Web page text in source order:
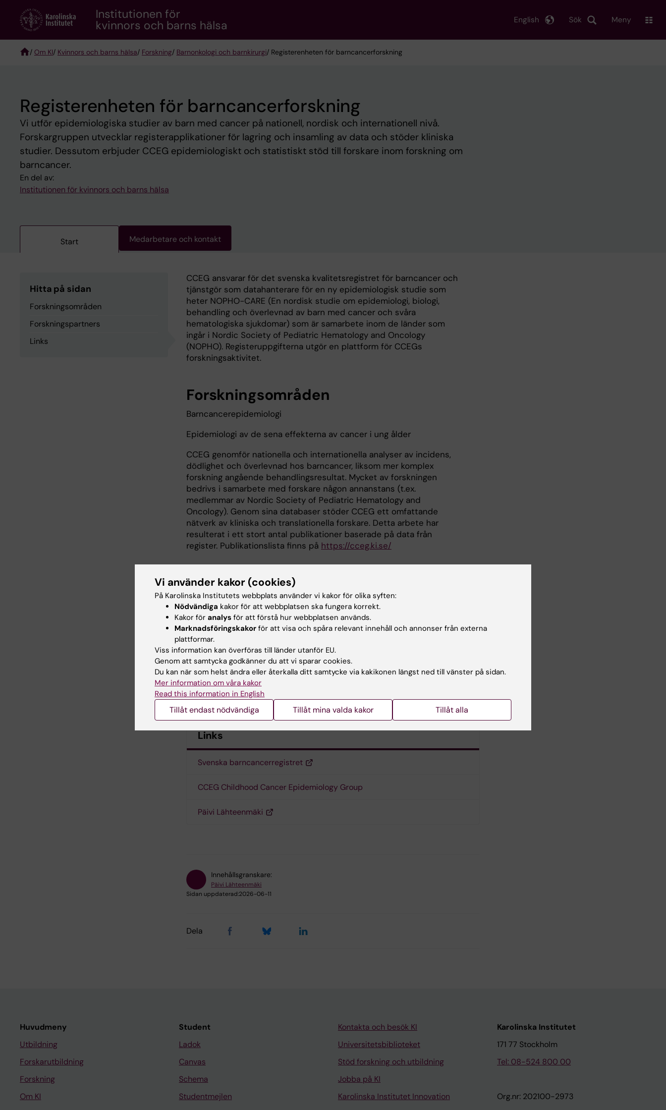
content
Institutionen för
kvinnors och barns hälsa Sök
English Meny
/ Om KI/ Kvinnors och barns hälsa/ Forskning/ Barnonkologi och barnkirurgi/ Registerenheten för barncancerforskning
Registerenheten för barncancerforskning
Vi utför epidemiologiska studier av barn med cancer på nationell, nordisk och internationell nivå.
Forskargruppen utvecklar registerapplikationer för lagring och insamling av data och stöder kliniska
studier. Dessutom erbjuder CCEG epidemiologiskt och statistiskt stöd till forskare inom forskning om
barncancer.
En del av:
Institutionen för kvinnors och barns hälsa
Start Medarbetare och kontakt
Hitta på sidan
Forskningsområden
Forskningspartners
Links
CCEG ansvarar för det svenska kvalitetsregistret för barncancer och
tjänstgör som datahanterare för en ny epidemiologisk studie som
heter NOPHO-CARE (En nordisk studie om epidemiologi, biologi,
behandling och överlevnad av barn med cancer och svåra
hematologiska sjukdomar) som är samarbete inom de länder som
ingår i Nordic Society of Pediatric Hematology and Oncology
(NOPHO). Registeruppgifterna utgör en plattform för CCEGs
forskningsaktivitet.
Forskningsområden
Barncancerepidemiologi
Epidemiologi av de sena effekterna av cancer i ung ålder
CCEG genomför nationella och internationella analyser av incidens,
dödlighet och överlevnad hos barncancer, liksom mer komplex
forskning angående behandlingsresultat. Mycket av forskningen
bedrivs i samarbete med forskare någon annanstans (t.ex.
medlemmar av Nordic Society of Pediatric Hematology and
Oncology). Genom sina databaser stöder CCEG ett omfattande
nätverk av kliniska och translationella forskare. Detta arbete har
resulterat i ett stort antal publikationer baserade på data från
register. Publikationslista finns på https://cceg.ki.se/
Cecilia Petersen, seniorforskare (NOPHO-CARE PI i
Sverige),cecilia.petersen@sll.se
Arja Harila-Saari, professor, seniorforskare (HALLON-study PI i
Sverige), arja.harila-saari@kbh.uu.se
Louise von Essen, professor, seniorforskare (ENGAGE-study PI i
Sverige)louise-von.essen@kbh.uu.se
Kirsi Jahnukainen, Professor, seniorforskare (Fedex-study)
kirsi.jahnukainen@ki.se
Links
Svenska barncancerregistret
CCEG Childhood Cancer Epidemiology Group
Päivi Lähteenmäki
Innehållsgranskare:
Päivi Lähteenmäki
Sidan uppdaterad:2026-06-11
Dela
Huvudmeny
Utbildning
Forskarutbildning
Forskning
Om KI
Student
Ladok
Canvas
Schema
Studentmejlen
Kontakta och besök KI
Universitetsbiblioteket
Stöd forskning och utbildning
Jobba på KI
Karolinska Institutet Innovation
Karolinska Institutet
171 77 Stockholm
Tel: 08-524 800 00
Org.nr: 202100-2973
Vi använder kakor (cookies)
På Karolinska Institutets webbplats använder vi kakor för olika syften:
Nödvändiga kakor för att webbplatsen ska fungera korrekt.
Kakor för analys för att förstå hur webbplatsen används.
Marknadsföringskakor för att visa och spåra relevant innehåll och annonser från externa
plattformar.
Viss information kan överföras till länder utanför EU.
Genom att samtycka godkänner du att vi sparar cookies.
Du kan när som helst ändra eller återkalla ditt samtycke via kakikonen längst ned till vänster på sidan.
Mer information om våra kakor
Read this information in English
Tillåt endast nödvändiga Tillåt mina valda kakor Tillåt alla